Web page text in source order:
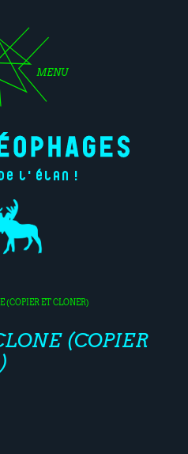
MENU
l'élan !
(COPIER ET CLONER)
(COPIER